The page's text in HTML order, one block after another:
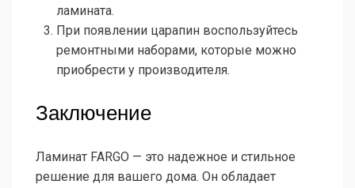
ламината.
При появлении царапин воспользуйтесь
ремонтными наборами, которые можно
приобрести у производителя.
Заключение
Ламинат FARGO — это надежное и стильное
решение для вашего дома. Он обладает